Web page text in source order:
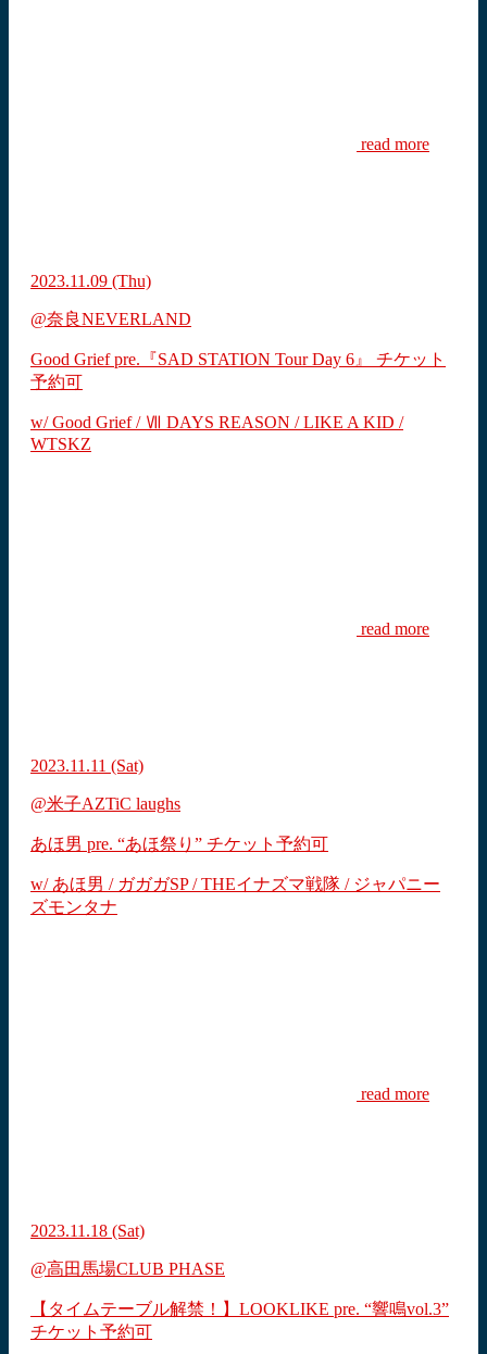
read more
2023.11.09 (Thu)
@奈良NEVERLAND
Good Grief pre.『SAD STATION Tour Day 6』 チケット
予約可
w/ Good Grief / Ⅶ DAYS REASON / LIKE A KID /
WTSKZ
read more
2023.11.11 (Sat)
@米子AZTiC laughs
あほ男 pre. “あほ祭り” チケット予約可
w/ あほ男 / ガガガSP / THEイナズマ戦隊 / ジャパニー
ズモンタナ
read more
2023.11.18 (Sat)
@高田馬場CLUB PHASE
【タイムテーブル解禁！】LOOKLIKE pre. “響鳴vol.3”
チケット予約可